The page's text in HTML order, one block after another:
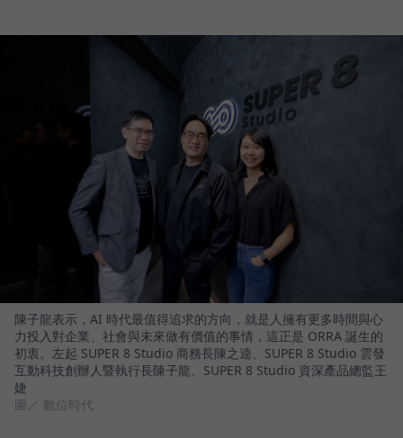
陳子龍表示，AI 時代最值得追求的方向，就是人擁有更多時間與心
力投入對企業、社會與未來做有價值的事情，這正是 ORRA 誕生的
初衷。左起 SUPER 8 Studio 商務長陳之逵、SUPER 8 Studio 雲發
互動科技創辦人暨執行長陳子龍、SUPER 8 Studio 資深產品總監王
婕
圖／ 數位時代